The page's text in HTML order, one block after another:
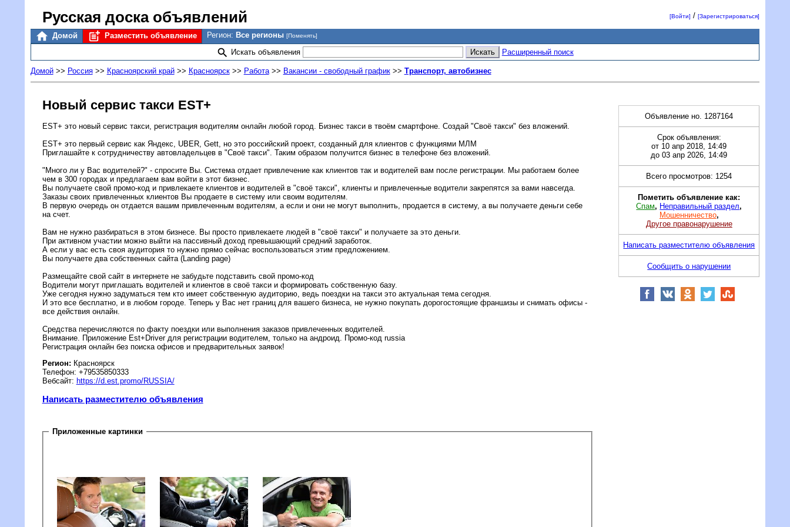
Русская доска объявлений [Войти] /[Зарегистрироваться]
Домой Разместить объявление Регион: Все регионы [Поменять]
Искать объявления Расширенный поиск
Домой>> Россия>> Красноярский край>> Красноярск>> Работа>> Вакансии - свободный график>> Транспорт, автобизнес
Новый сервис такси EST+
EST+ это новый сервис такси, регистрация водителям онлайн любой город. Бизнес такси в твоём смартфоне. Создай "Своё такси" без вложений.
EST+ это первый сервис как Яндекс, UBER, Gett, но это российский проект, созданный для клиентов с функциями МЛМ
Приглашайте к сотрудничеству автовладельцев в "Своё такси". Таким образом получится бизнес в телефоне без вложений.
"Много ли у Вас водителей?" - спросите Вы. Система отдает привлечение как клиентов так и водителей вам после регистрации. Мы работаем более
чем в 300 городах и предлагаем вам войти в этот бизнес.
Вы получаете свой промо-код и привлекаете клиентов и водителей в "своё такси", клиенты и привлеченные водители закрепятся за вами навсегда.
Заказы своих привлеченных клиентов Вы продаете в систему или своим водителям.
В первую очередь он отдается вашим привлеченным водителям, а если и они не могут выполнить, продается в систему, а вы получаете деньги себе
на счет.
Вам не нужно разбираться в этом бизнесе. Вы просто привлекаете людей в "своё такси" и получаете за это деньги.
При активном участии можно выйти на пассивный доход превышающий средний заработок.
А если у вас есть своя аудитория то нужно прямо сейчас воспользоваться этим предложением.
Вы получаете два собственных сайта (Landing page)
Размещайте свой сайт в интернете не забудьте подставить свой промо-код
Водители могут приглашать водителей и клиентов в своё такси и формировать собственную базу.
Уже сегодня нужно задуматься тем кто имеет собственную аудиторию, ведь поездки на такси это актуальная тема сегодня.
И это все бесплатно, и в любом городе. Теперь у Вас нет границ для вашего бизнеса, не нужно покупать дорогостоящие франшизы и снимать офисы -
все действия онлайн.
Средства перечисляются по факту поездки или выполнения заказов привлеченных водителей.
Внимание. Приложение Est+Driver для регистрации водителем, только на андроид. Промо-код russia
Регистрация онлайн без поиска офисов и предварительных заявок!
Регион: Красноярск
Телефон: +79535850333
Вебсайт: https://d.est.promo/RUSSIA/
Написать разместителю объявления
Приложенные картинки
Объявление но. 1287164
Срок объявления:
от 10 апр 2018, 14:49
до 03 апр 2026, 14:49
Всего просмотров: 1254
Пометить объявление как:
Спам, Неправильный раздел,
Мошенничество,
Другое правонарушение
Написать разместителю объявления
Сообщить о нарушении